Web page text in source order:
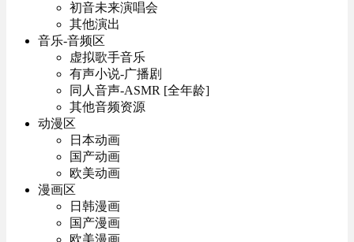
初音未来演唱会
其他演出
音乐-音频区
虚拟歌手音乐
有声小说-广播剧
同人音声-ASMR [全年龄]
其他音频资源
动漫区
日本动画
国产动画
欧美动画
漫画区
日韩漫画
国产漫画
欧美漫画